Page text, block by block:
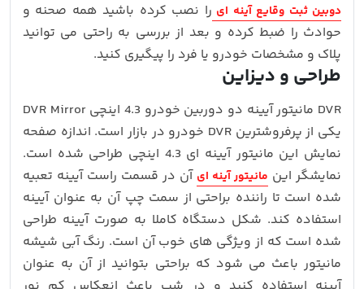
دوبین ثبت وقایع آینه ای را نصب کرده باشید همه صحنه و
حوادث را ضبط کرده و بعد از بررسی به راحتی می توانید
پلاک و مشخصات خودرو یا فرد را پیگیری کنید.
طراحی و دیزاین
DVR مانیتور آیینه دو دوربین خودرو 4.3 اینچی DVR Mirror
یکی از پرفروشترین DVR خودرو در بازار است. اندازه صفحه
نمایش این مانیتور آیینه ای 4.3 اینچی طراحی شده است.
نمایشگر این مانیتور آینه ای آن در قسمت راست آیینه تعبیه
شده است تا راننده براحتی از سمت چپ آن به عنوان آیینه
استفاده کند. شکل دستگاه کاملا به صورت آیینه طراحی
شده است که از ویژگی های خوب آن است. رنگ آبی شیشه
مانیتور باعث می شود که براحتی بتوانید از آن به عنوان